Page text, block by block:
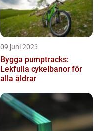
09 juni 2026
Bygga pumptracks:
Lekfulla cykelbanor för
alla åldrar